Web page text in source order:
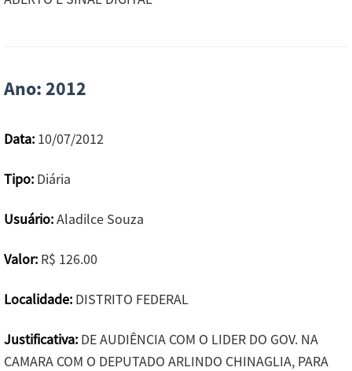
Ano: 2012
Data: 10/07/2012
Tipo: Diária
Usuário:Aladilce Souza
Valor: R$ 126.00
Localidade: DISTRITO FEDERAL
Justificativa: DE AUDIÊNCIA COM O LIDER DO GOV. NA
CAMARA COM O DEPUTADO ARLINDO CHINAGLIA, PARA